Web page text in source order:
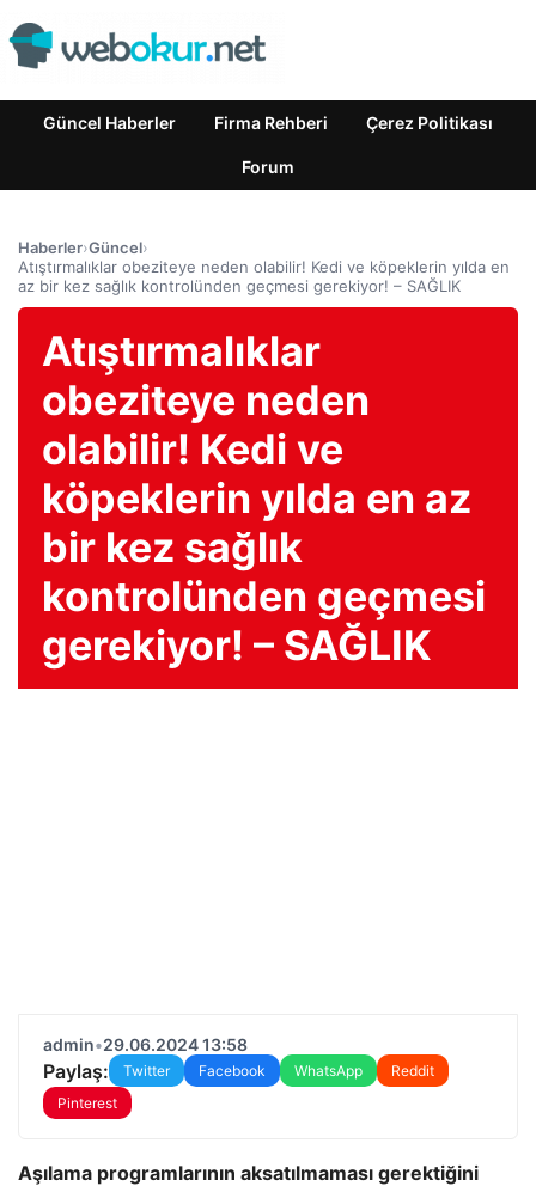
Güncel Haberler Firma Rehberi Çerez Politikası
Forum
Haberler›Güncel›
Atıştırmalıklar obeziteye neden olabilir! Kedi ve köpeklerin yılda en
az bir kez sağlık kontrolünden geçmesi gerekiyor! – SAĞLIK
Atıştırmalıklar
obeziteye neden
olabilir! Kedi ve
köpeklerin yılda en az
bir kez sağlık
kontrolünden geçmesi
gerekiyor! – SAĞLIK
admin•29.06.2024 13:58
Paylaş: Twitter Facebook WhatsApp
Reddit
Pinterest
Aşılama programlarının aksatılmaması gerektiğini